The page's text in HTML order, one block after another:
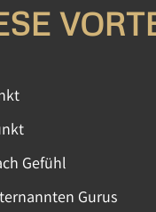
Gefühl
Gurus